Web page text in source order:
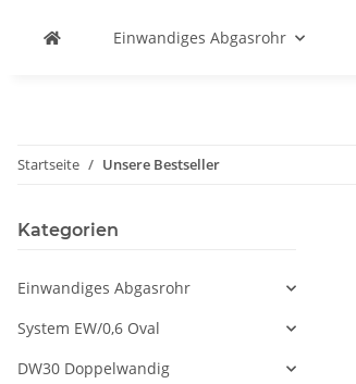
Einwandiges Abgasrohr
Startseite Unsere Bestseller
Kategorien
Einwandiges Abgasrohr
System EW/0,6 Oval
DW30 Doppelwandig